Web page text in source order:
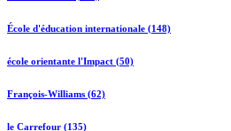
École d'éducation internationale (148)
école orientante l'Impact (50)
François-Williams (62)
le Carrefour (135)